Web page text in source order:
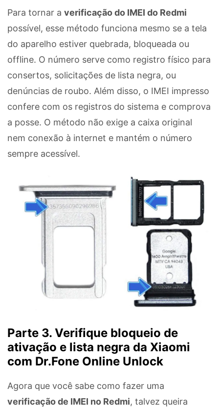
Para tornar a verificação do IMEI do Redmi
possível, esse método funciona mesmo se a tela
do aparelho estiver quebrada, bloqueada ou
offline. O número serve como registro físico para
consertos, solicitações de lista negra, ou
denúncias de roubo. Além disso, o IMEI impresso
confere com os registros do sistema e comprova
a posse. O método não exige a caixa original
nem conexão à internet e mantém o número
sempre acessível.
Parte 3. Verifique bloqueio de
ativação e lista negra da Xiaomi
com Dr.Fone Online Unlock
Agora que você sabe como fazer uma
verificação de IMEI no Redmi, talvez queira